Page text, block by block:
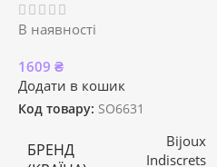
В наявності
1609 ₴
Додати в кошик
Код товару: SO6631
БРЕНД
Bijoux
Indiscrets